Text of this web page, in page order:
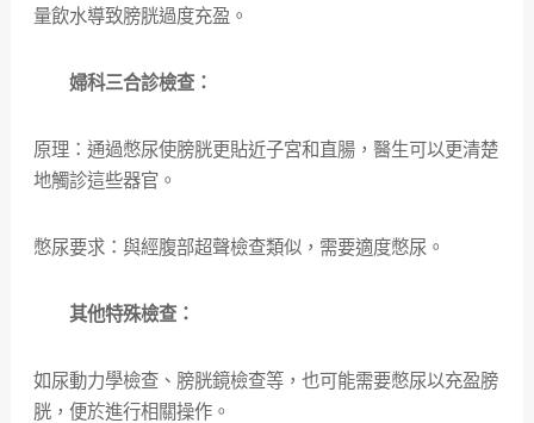
量飲水導致膀胱過度充盈。
婦科三合診檢查：
原理：通過憋尿使膀胱更貼近子宮和直腸，醫生可以更清楚
地觸診這些器官。
憋尿要求：與經腹部超聲檢查類似，需要適度憋尿。
其他特殊檢查：
如尿動力學檢查、膀胱鏡檢查等，也可能需要憋尿以充盈膀
胱，便於進行相關操作。